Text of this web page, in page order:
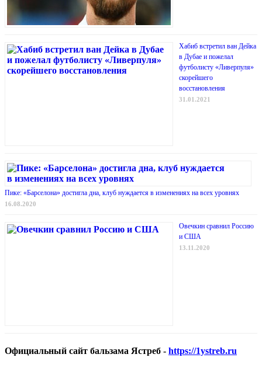
Хабиб встретил ван Дейка
в Дубае и пожелал
футболисту «Ливерпуля»
скорейшего
восстановления
31.01.2021
Пике: «Барселона» достигла дна, клуб нуждается в изменениях на всех уровнях
16.08.2020
Овечкин сравнил Россию
и США
13.11.2020
Официальный сайт бальзама Ястреб - https://1ystreb.ru